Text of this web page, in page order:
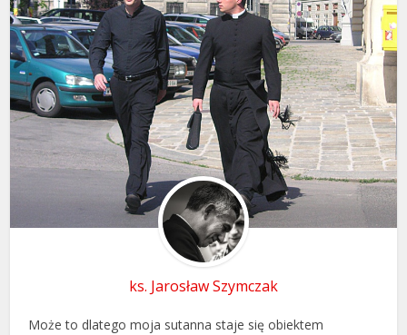
ks. Jarosław Szymczak
Może to dlatego moja sutanna staje się obiektem